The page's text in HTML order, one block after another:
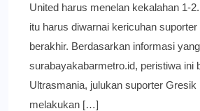
United harus menelan kekalahan 1-
itu harus diwarnai kericuhan
berakhir. Berdasarkan informasi
surabayakabarmetro.id, peristiwa ini
Ultrasmania, julukan suporter Gresik
melakukan […]